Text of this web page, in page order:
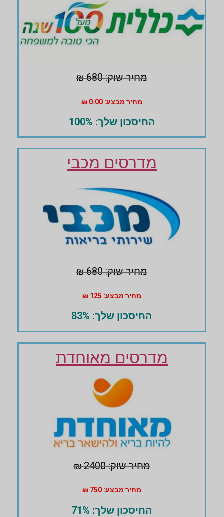
מחיר שוק: 680 ₪
מחיר מבצע: 0.00 ₪
החיסכון שלך: 100%
מדרסים מכבי
מחיר שוק: 680 ₪
מחיר מבצע: 125 ₪
החיסכון שלך: 83%
מדרסים מאוחדת
מחיר שוק: 2400 ₪
מחיר מבצע: 750 ₪
החיסכון שלך: 71%